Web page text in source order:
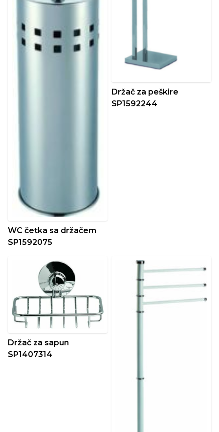
WC četka sa držačem
SP1592075
Držač za peškire
SP1592244
Držač za sapun
SP1407314